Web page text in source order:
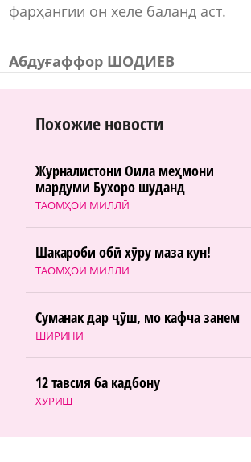
фарҳангии он хеле баланд аст.
Абдуғаффор ШОДИЕВ
Похожие новости
ТАОМҲОИ МИЛЛӢ
Журналистони Оила меҳмони
мардуми Бухоро шуданд
ТАОМҲОИ МИЛЛӢ
Шакароби обӣ хӯру маза кун!
ШИРИНИ
Суманак дар ҷӯш, мо кафча занем
ХУРИШ
12 тавсия ба кадбону